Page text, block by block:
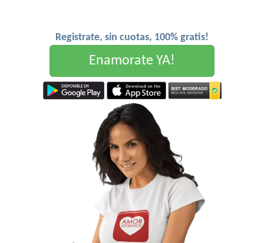
Registrate, sin cuotas, 100% gratis!
Enamorate YA!